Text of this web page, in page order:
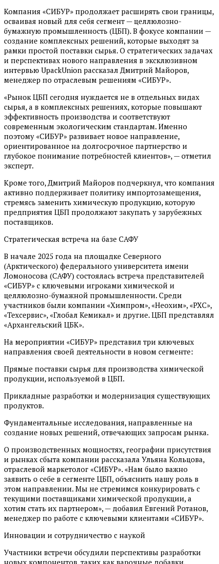
Компания «СИБУР» продолжает расширять свои границы,
осваивая новый для себя сегмент — целлюлозно-
бумажную промышленность (ЦБП). В фокусе компании —
создание комплексных решений, которые выходят за
рамки простой поставки сырья. О стратегических задачах
и перспективах нового направления в эксклюзивном
интервью UpackUnion рассказал Дмитрий Майоров,
менеджер по отраслевым решениям «СИБУР».
«Рынок ЦБП сегодня нуждается не в отдельных видах
сырья, а в комплексных решениях, которые повышают
эффективность производства и соответствуют
современным экологическим стандартам. Именно
поэтому «СИБУР» развивает новое направление,
ориентированное на долгосрочное партнерство и
глубокое понимание потребностей клиентов», — отметил
эксперт.
Кроме того, Дмитрий Майоров подчеркнул, что компания
активно поддерживает политику импортозамещения,
стремясь заменить химическую продукцию, которую
предприятия ЦБП продолжают закупать у зарубежных
поставщиков.
Стратегическая встреча на базе САФУ
В начале 2025 года на площадке Северного
(Арктического) федерального университета имени
Ломоносова (САФУ) состоялась встреча представителей
«СИБУР» с ключевыми игроками химической и
целлюлозно-бумажной промышленности. Среди
участников были компании «Химпром», «Неохим», «РХС»,
«Техсервис», «Глобал Кемикал» и другие. ЦБП представлял
«Архангельский ЦБК».
На мероприятии «СИБУР» представил три ключевых
направления своей деятельности в новом сегменте:
Прямые поставки сырья для производства химической
продукции, используемой в ЦБП.
Прикладные разработки и модернизация существующих
продуктов.
Фундаментальные исследования, направленные на
создание новых решений, отвечающих запросам рынка.
О производственных мощностях, географии присутствия
и рынках сбыта компании рассказала Ульяна Кольцова,
отраслевой маркетолог «СИБУР». «Нам было важно
заявить о себе в сегменте ЦБП, объяснить нашу роль в
этом направлении. Мы не стремимся конкурировать с
текущими поставщиками химической продукции, а
хотим стать их партнером», — добавил Евгений Ротанов,
менеджер по работе с ключевыми клиентами «СИБУР».
Инновации и сотрудничество с наукой
Участники встречи обсудили перспективы разработки